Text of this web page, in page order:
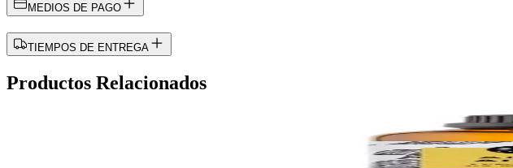
MEDIOS DE PAGO
TIEMPOS DE ENTREGA
Productos Relacionados